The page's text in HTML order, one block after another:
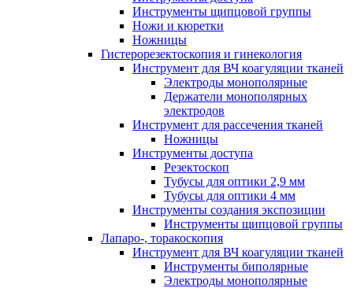
Инструменты щипцовой группы
Ножи и кюретки
Ножницы
Гистерорезектоскопия и гинекология
Инструмент для ВЧ коагуляции тканей
Электроды монополярные
Держатели монополярных
электродов
Инструмент для рассечения тканей
Ножницы
Инструменты доступа
Резектоскоп
Тубусы для оптики 2,9 мм
Тубусы для оптики 4 мм
Инструменты создания экспозиции
Инструменты щипцовой группы
Лапаро-, торакоскопия
Инструмент для ВЧ коагуляции тканей
Инструменты биполярные
Электроды монополярные